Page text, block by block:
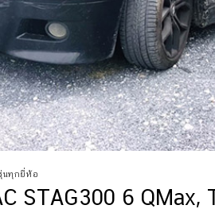
นทุกยี่ห้อ
STAG300 6